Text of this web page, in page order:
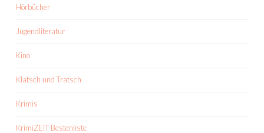
Hörbücher
Jugendliteratur
Kino
Klatsch und Tratsch
Krimis
KrimiZEIT-Bestenliste